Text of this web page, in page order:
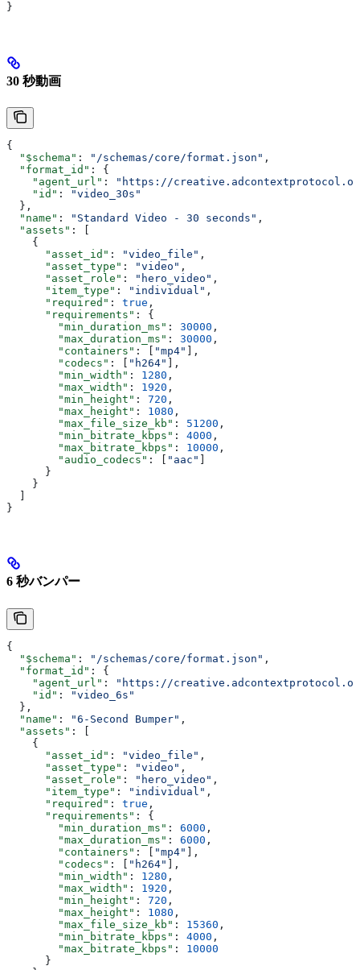
}
30 秒動画
{
  "$schema"
: "/schemas/core/format.json" ,
  "format_id"
: {
    "agent_url"
:
"https://
    "id"
:
"video_30s"
  },
  "name"
: "Standard Video - 30 seconds" ,
  "assets"
: [
    {
      "asset_id"
: "video_file" ,
      "asset_type"
: "video" ,
      "asset_role"
: "hero_video" ,
      "item_type"
: "individual" ,
      "required"
: true ,
      "requirements"
: {
        "min_duration_ms"
: 30000 ,
        "max_duration_ms"
: 30000 ,
        "containers"
: [ "mp4"
],
        "codecs"
: [ "h264"
],
        "min_width"
: 1280 ,
        "max_width"
: 1920 ,
        "min_height"
: 720 ,
        "max_height"
: 1080 ,
        "max_file_size_kb"
: 51200 ,
        "min_bitrate_kbps"
: 4000 ,
        "max_bitrate_kbps"
: 10000 ,
        "audio_codecs"
: [ "aac"
      }
    }
}
6 秒バンパー
{
  "$schema"
: "/schemas/core/format.json" ,
  "format_id"
: {
    "agent_url"
:
"https://
    "id"
:
"video_6s"
  },
  "name"
: "6-Second Bumper" ,
  "assets"
: [
    {
      "asset_id"
: "video_file" ,
      "asset_type"
: "video" ,
      "asset_role"
: "hero_video" ,
      "item_type"
: "individual" ,
      "required"
: true ,
      "requirements"
: {
        "min_duration_ms"
: 6000 ,
        "max_duration_ms"
: 6000 ,
        "containers"
: [ "mp4" ],
        "codecs"
: [ "h264" ],
        "min_width"
: 1280 ,
        "max_width"
: 1920 ,
        "min_height"
: 720 ,
        "max_height"
: 1080 ,
        "max_file_size_kb"
: 15360 ,
        "min_bitrate_kbps"
: 4000 ,
        "max_bitrate_kbps"
: 10000
      }